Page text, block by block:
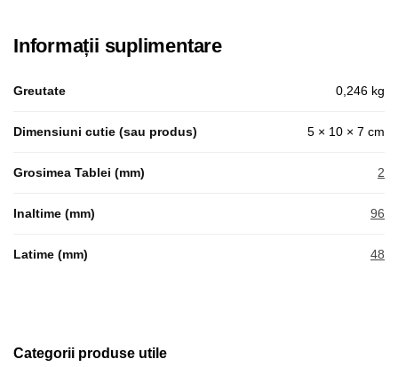
Informații suplimentare
Greutate 0,246 kg
Dimensiuni cutie (sau produs) 5 × 10 × 7 cm
Grosimea Tablei (mm) 2
Inaltime (mm) 96
Latime (mm) 48
Categorii produse utile